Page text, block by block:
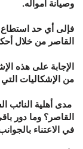
وصيانة أمواله.
فإلى أي حد استطاع
القاصر من خلال
الإجابة على هذه
من الإشكاليات
مدى أهلية النائب
القاصر؟ وما دور
في الاعتناء